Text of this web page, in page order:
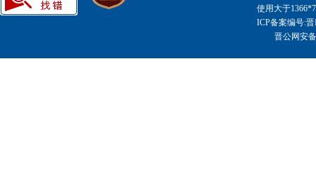
使用大于
ICP备案编号:晋
晋公网安